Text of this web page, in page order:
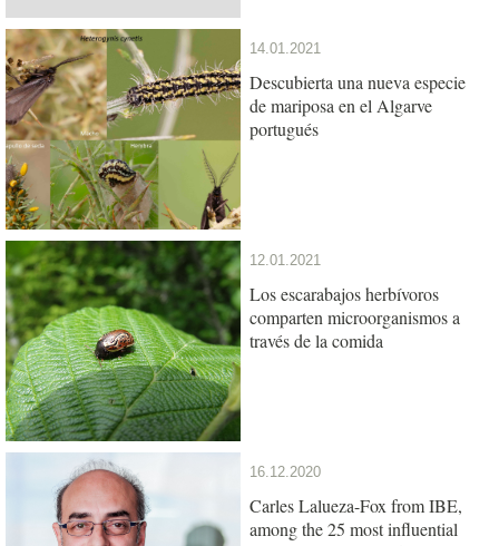
14.01.2021
Descubierta una nueva especie
de mariposa en el Algarve
portugués
12.01.2021
Los escarabajos herbívoros
comparten microorganismos a
través de la comida
16.12.2020
Carles Lalueza-Fox from IBE,
among the 25 most influential